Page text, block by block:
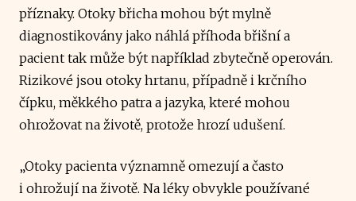
příznaky. Otoky břicha mohou být mylně
diagnostikovány jako náhlá příhoda břišní a
pacient tak může být například zbytečně operován.
Rizikové jsou otoky hrtanu, případně i krčního
čípku, měkkého patra a jazyka, které mohou
ohrožovat na životě, protože hrozí udušení.
„Otoky pacienta významně omezují a často
i ohrožují na životě. Na léky obvykle používané